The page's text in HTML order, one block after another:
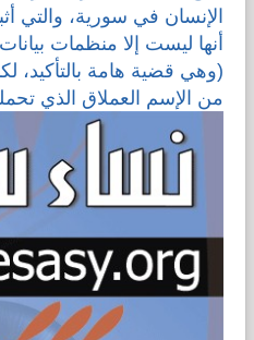
الإنسان في سورية، والتي
أنها ليست إلا منظمات
(وهي قضية هامة بالتأكيد،
من الإسم العملاق الذي